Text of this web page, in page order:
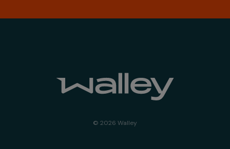
© 2026 Walley